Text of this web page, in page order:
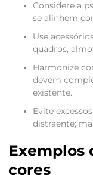
Considere a
se alinhem
Use
quadros,
Harmonize
devem
existente.
Evite
distraente;
Exemplos
cores